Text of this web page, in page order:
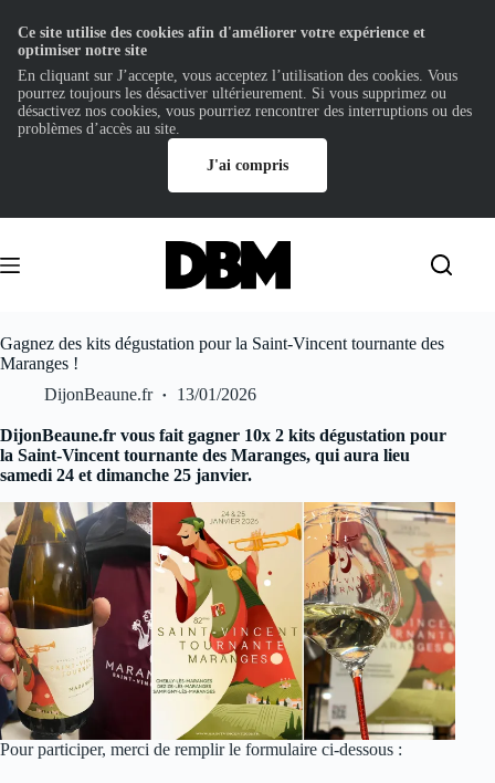
contenu
Gagnez des kits dégustation pour la Saint-Vincent tournante des
Maranges !
DijonBeaune.fr
13/01/2026
DijonBeaune.fr vous fait gagner 10x 2 kits dégustation pour
la Saint-Vincent tournante des Maranges, qui aura lieu
samedi 24 et dimanche 25 janvier.
Pour participer, merci de remplir le formulaire ci-dessous :
Ce site utilise des cookies afin d'améliorer votre expérience et
optimiser notre site
En cliquant sur J’accepte, vous acceptez l’utilisation des cookies. Vous
pourrez toujours les désactiver ultérieurement. Si vous supprimez ou
désactivez nos cookies, vous pourriez rencontrer des interruptions ou des
problèmes d’accès au site.
J'ai compris